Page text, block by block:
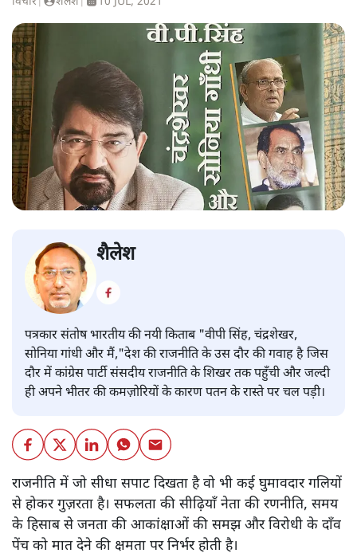
शैलेश
पत्रकार संतोष भारतीय की नयी किताब "वीपी सिंह, चंद्रशेखर,
सोनिया गांधी और मैं,"देश की राजनीति के उस दौर की गवाह है जिस
दौर में कांग्रेस पार्टी संसदीय राजनीति के शिखर तक पहुँची और जल्दी
ही अपने भीतर की कमज़ोरियों के कारण पतन के रास्ते पर चल पड़ी।
राजनीति में जो सीधा सपाट दिखता है वो भी कई घुमावदार गलियों
से होकर गुज़रता है। सफलता की सीढ़ियाँ नेता की रणनीति, समय
के हिसाब से जनता की आकांक्षाओं की समझ और विरोधी के दाँव
पेंच को मात देने की क्षमता पर निर्भर होती है।